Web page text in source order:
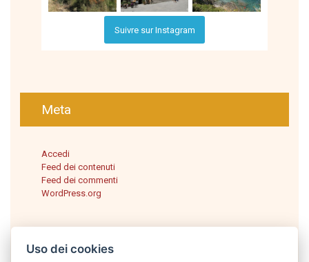
Suivre sur Instagram
Meta
Accedi
Feed dei contenuti
Feed dei commenti
WordPress.org
Uso dei cookies